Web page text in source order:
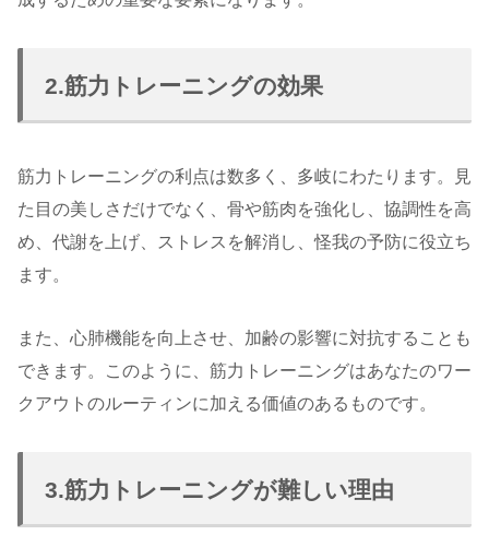
2.筋力トレーニングの効果
筋力トレーニングの利点は数多く、多岐にわたります。見
た目の美しさだけでなく、骨や筋肉を強化し、協調性を高
め、代謝を上げ、ストレスを解消し、怪我の予防に役立ち
ます。
また、心肺機能を向上させ、加齢の影響に対抗することも
できます。このように、筋力トレーニングはあなたのワー
クアウトのルーティンに加える価値のあるものです。
3.筋力トレーニングが難しい理由